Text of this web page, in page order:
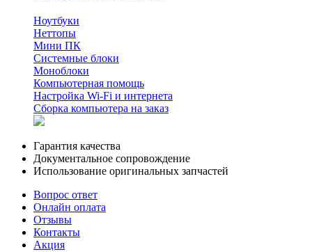
Ноутбуки
Неттопы
Мини ПК
Системные блоки
Моноблоки
Компьютерная помощь
Настройка Wi-Fi и интернета
Сборка компьютера на заказ
Гарантия качества
Документальное сопровождение
Использование оригинальных запчастей
Вопрос ответ
Онлайн оплата
Отзывы
Контакты
Акция